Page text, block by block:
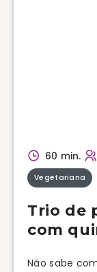
60 min.
Vegetariana
Trio de
com
Não sabe